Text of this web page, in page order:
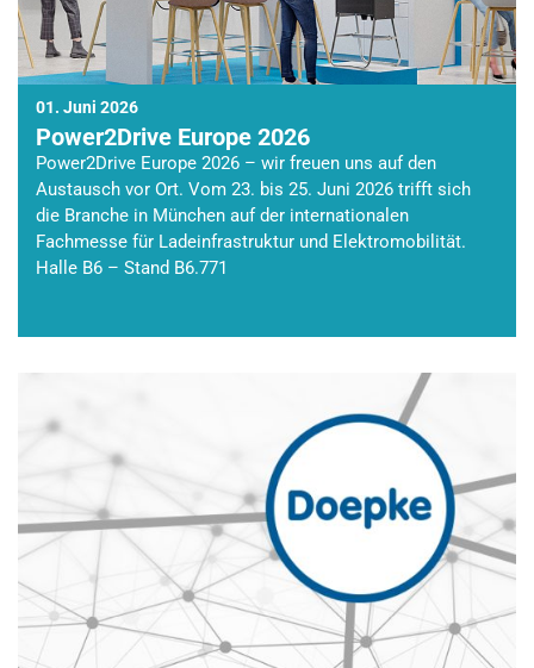
01. Juni 2026
Power2Drive Europe 2026
Power2Drive Europe 2026 – wir freuen uns auf den
Austausch vor Ort. Vom 23. bis 25. Juni 2026 trifft sich
die Branche in München auf der internationalen
Fachmesse für Ladeinfrastruktur und Elektromobilität.
Halle B6 – Stand B6.771